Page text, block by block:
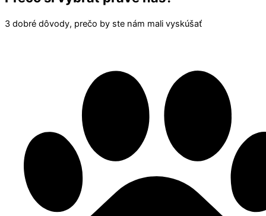
3 dobré dôvody, prečo by ste nám mali vyskúšať